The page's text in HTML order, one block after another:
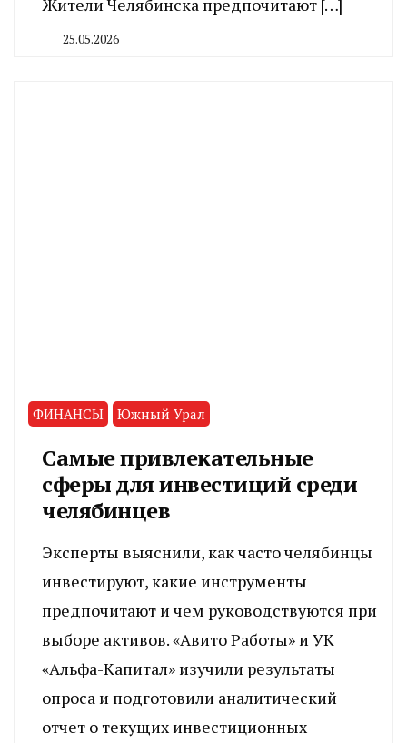
Жители Челябинска предпочитают […]
25.05.2026
ФИНАНСЫ Южный Урал
Самые привлекательные
сферы для инвестиций среди
челябинцев
Эксперты выяснили, как часто челябинцы
инвестируют, какие инструменты
предпочитают и чем руководствуются при
выборе активов. «Авито Работы» и УК
«Альфа-Капитал» изучили результаты
опроса и подготовили аналитический
отчет о текущих инвестиционных